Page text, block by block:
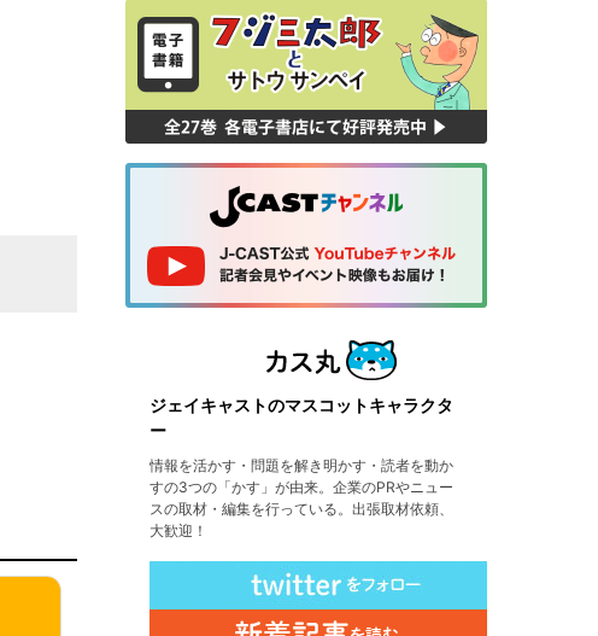
ジェイキャストのマスコットキャラクタ
ー
情報を活かす・問題を解き明かす・読者を動か
すの3つの「かす」が由来。企業のPRやニュー
スの取材・編集を行っている。出張取材依頼、
大歓迎！